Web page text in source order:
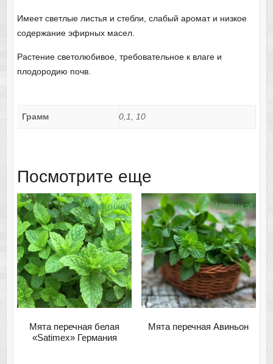
Имеет светлые листья и стебли, слабый аромат и низкое
содержание эфирных масел.
Растение светолюбивое, требовательное к влаге и
плодородию почв.
Грамм 0,1, 10
Посмотрите еще
Новинка!
Мята перечная белая
«Satimex» Германия
Новинка!
Мята перечная Авиньон